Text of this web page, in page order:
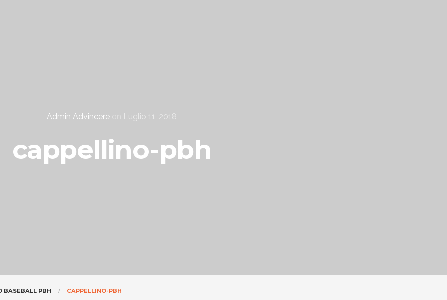
Admin Advincere Luglio 11, 2018
cappellino-pbh
BASEBALL PBH CAPPELLINO-PBH